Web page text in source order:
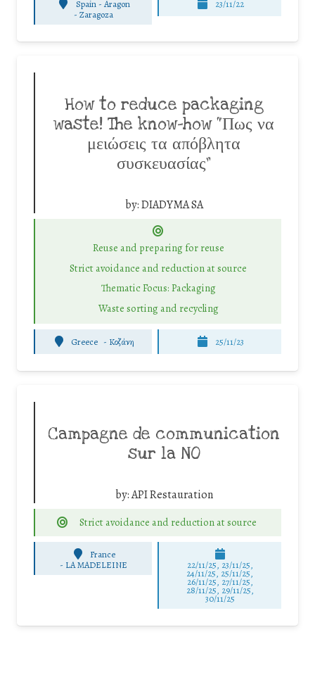
Spain - Aragon
- Zaragoza
23/11/22
How to reduce packaging
waste! The know-how “Πως να
μειώσεις τα απόβλητα
συσκευασίας”
by:DIADYMA SA
Reuse and preparing for reuse
Strict avoidance and reduction at source
Thematic Focus: Packaging
Waste sorting and recycling
Greece - Κοζάνη 25/11/23
Campagne de communication
sur la NO
by:API Restauration
Strict avoidance and reduction at source
France
- LA MADELEINE 22/11/25, 23/11/25,
24/11/25, 25/11/25,
26/11/25, 27/11/25,
28/11/25, 29/11/25,
30/11/25